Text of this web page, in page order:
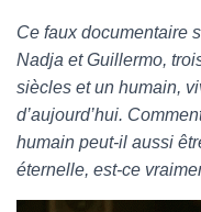
Ce faux documentaire
Nadja et Guillermo,
siècles et un humain,
d’aujourd’hui.
humain peut-il aussi
éternelle, est-ce